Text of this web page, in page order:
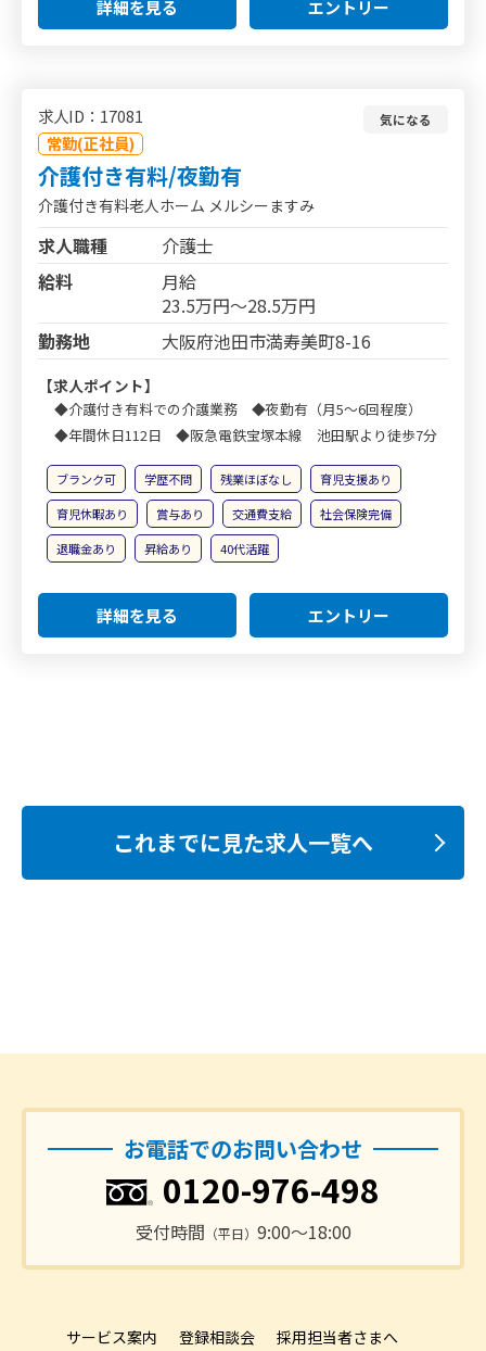
詳細を見る エントリー
求人ID：17081
常勤(正社員)
気になる
介護付き有料/夜勤有
介護付き有料老人ホーム メルシーますみ
求人職種
介護士
給料
月給
23.5万円～28.5万円
勤務地
大阪府池田市満寿美町8-16
【求人ポイント】
◆介護付き有料での介護業務 ◆夜勤有（月5～6回程度）
◆年間休日112日 ◆阪急電鉄宝塚本線 池田駅より徒歩7分
ブランク可 学歴不問 残業ほぼなし
育児支援あり
育児休暇あり
賞与あり 交通費支給
社会保険完備
退職金あり
昇給あり 40代活躍
詳細を見る エントリー
これまでに見た求人一覧へ
お電話でのお問い合わせ
0120-976-498
受付時間 （平日） 9:00〜18:00
サービス案内 登録相談会
採用担当者さまへ